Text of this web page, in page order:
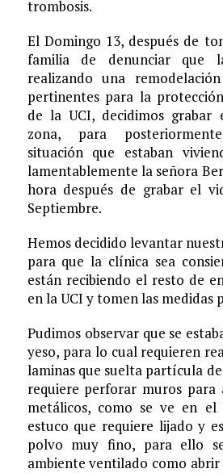
trombosis.
El Domingo 13, después de
familia de denunciar que
realizando una
pertinentes para la
de la UCI, decidimos grabar
zona, para
situación que estaban
lamentablemente la señora
hora después de grabar el
Septiembre.
Hemos decidido levantar
para que la clínica sea
están recibiendo el resto de
en la UCI y tomen las medidas
Pudimos observar que se
yeso, para lo cual requieren
laminas que suelta partícula
requiere perforar muros para
metálicos, como se ve en el
estuco que requiere lijado y
polvo muy fino, para ello
ambiente ventilado como